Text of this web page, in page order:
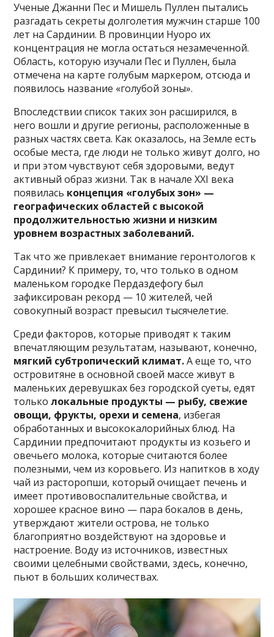
Ученые Джанни Пес и Мишель Пуллен пытались
разгадать секреты долголетия мужчин старше 100
лет на Сардинии. В провинции Нуоро их
концентрация не могла остаться незамеченной.
Область, которую изучали Пес и Пуллен, была
отмечена на карте голубым маркером, отсюда и
появилось название «голубой зоны».
Впоследствии список таких зон расширился, в
него вошли и другие регионы, расположенные в
разных частях света. Как оказалось, на Земле есть
особые места, где люди не только живут долго, но
и при этом чувствуют себя здоровыми, ведут
активный образ жизни. Так в начале XXI века
появилась концепция «голубых зон» —
географических областей с высокой
продолжительностью жизни и низким
уровнем возрастных заболеваний.
Так что же привлекает внимание геронтологов к
Сардинии? К примеру, то, что только в одном
маленьком городке Пердаздефогу был
зафиксирован рекорд — 10 жителей, чей
совокупный возраст превысил тысячелетие.
Среди факторов, которые приводят к таким
впечатляющим результатам, называют, конечно,
мягкий субтропический климат.А еще то, что
островитяне в основной своей массе живут в
маленьких деревушках без городской суеты, едят
тольколокальные продукты — рыбу, свежие
овощи, фрукты, орехи и семена, избегая
обработанных и высококалорийных блюд. На
Сардинии предпочитают продукты из козьего и
овечьего молока, которые считаются более
полезными, чем из коровьего. Из напитков в ходу
чай из расторопши, который очищает печень и
имеет противовоспалительные свойства, и
хорошее красное вино — пара бокалов в день,
утверждают жители острова, не только
благоприятно воздействуют на здоровье и
настроение. Воду из источников, известных
своими целебными свойствами, здесь, конечно,
пьют в больших количествах.